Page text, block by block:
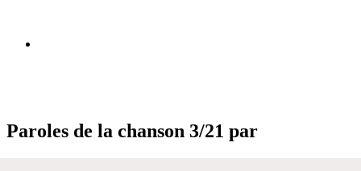
Paroles de la chanson 3/21 par